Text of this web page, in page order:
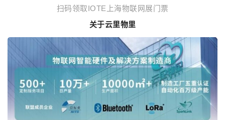
扫码领取IOTE上海物联网展门票
关于云里物里